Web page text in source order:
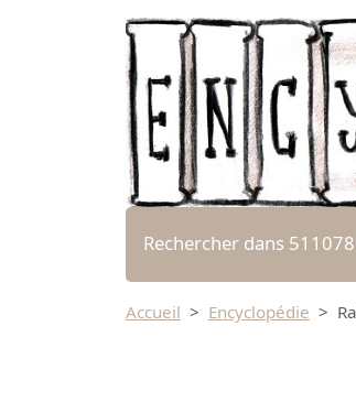
Rechercher dans
Accueil Encyclopédie